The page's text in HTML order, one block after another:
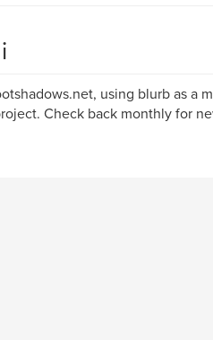
using blurb as a
Check back monthly for